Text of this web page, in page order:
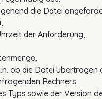
die Datei
der Anforderung,
ob die Datei
Rechners
Typs sowie der Version